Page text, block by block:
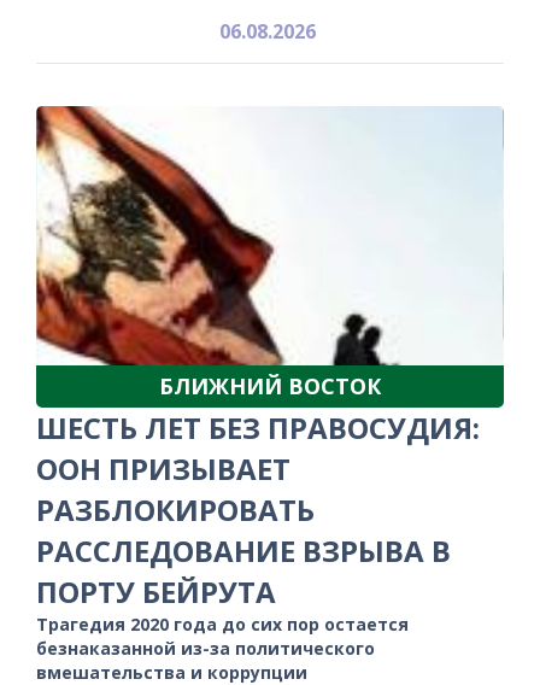
06.08.2026
БЛИЖНИЙ ВОСТОК
ШЕСТЬ ЛЕТ БЕЗ ПРАВОСУДИЯ:
ООН ПРИЗЫВАЕТ
РАЗБЛОКИРОВАТЬ
РАССЛЕДОВАНИЕ ВЗРЫВА В
ПОРТУ БЕЙРУТА
Трагедия 2020 года до сих пор остается
безнаказанной из-за политического
вмешательства и коррупции